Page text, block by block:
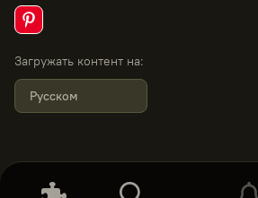
Загружать контент на:
Русском